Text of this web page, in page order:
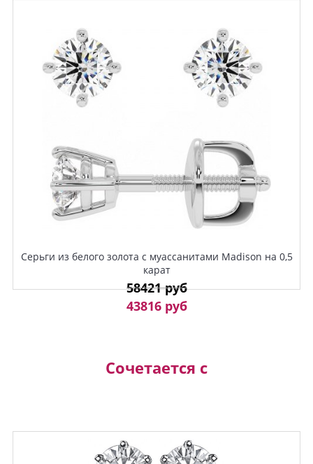
Серьги из белого золота с муассанитами Madison на 0,5
карат
58421 руб
43816 руб
Сочетается с